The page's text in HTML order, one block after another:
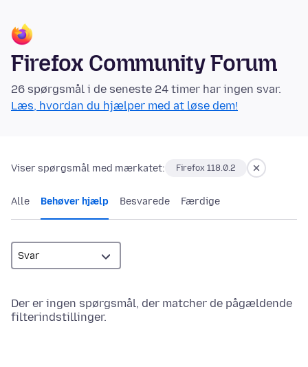
Firefox Community Forum
26 spørgsmål i de seneste 24 timer har ingen svar.
Læs, hvordan du hjælper med at løse dem!
Viser spørgsmål med mærkatet: Firefox 118.0.2
Alle Behøver hjælp Besvarede Færdige
Der er ingen spørgsmål, der matcher de pågældende
filterindstillinger.